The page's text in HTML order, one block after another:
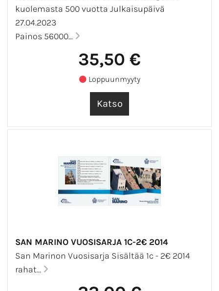
kuolemasta 500 vuotta Julkaisupäivä
27.04.2023
Painos 56000...
35,50 €
Loppuunmyyty
SAN MARINO VUOSISARJA 1C-2€ 2014
San Marinon Vuosisarja Sisältää 1c - 2€ 2014
rahat...